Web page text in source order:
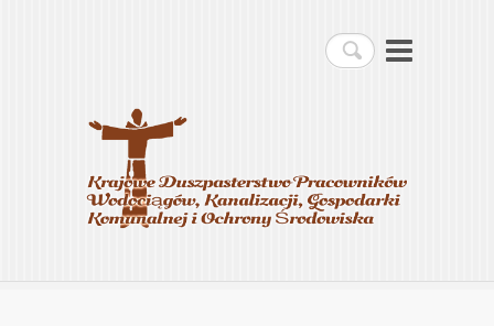
Szukaj
Krajowe Duszpasterstwo
Pracowników
Wodociągów, Kanalizacji,
Gospodarki Komunalnej i
Ochrony Środowiska